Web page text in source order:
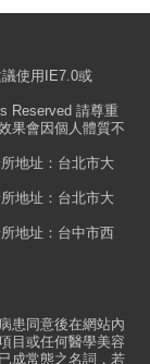
使用IE7.0或
Reserved 請尊重
果會因個人體質不
地址：台北市大
地址：台北市大
地址：台中市西
患同意後在網站內
目或任何醫學美容
成常態之名詞，若